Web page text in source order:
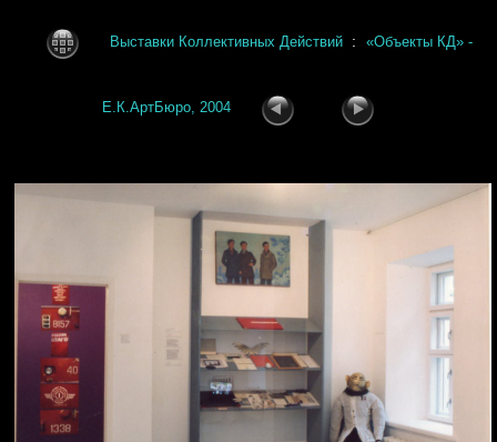
Выставки Коллективных Действий : «Объекты КД» -
Е.К.АртБюро, 2004